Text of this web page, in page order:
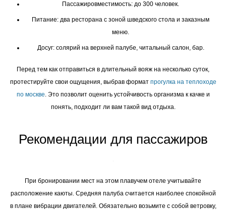
Пассажировместимость: до 300 человек.
Питание: два ресторана с зоной шведского стола и заказным
меню.
Досуг: солярий на верхней палубе, читальный салон, бар.
Перед тем как отправиться в длительный вояж на несколько суток,
протестируйте свои ощущения, выбрав формат прогулка на теплоходе
по москве. Это позволит оценить устойчивость организма к качке и
понять, подходит ли вам такой вид отдыха.
Рекомендации для пассажиров
При бронировании мест на этом плавучем отеле учитывайте
расположение каюты. Средняя палуба считается наиболее спокойной
в плане вибрации двигателей. Обязательно возьмите с собой ветровку,